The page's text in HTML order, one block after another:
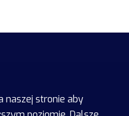
naszej stronie aby